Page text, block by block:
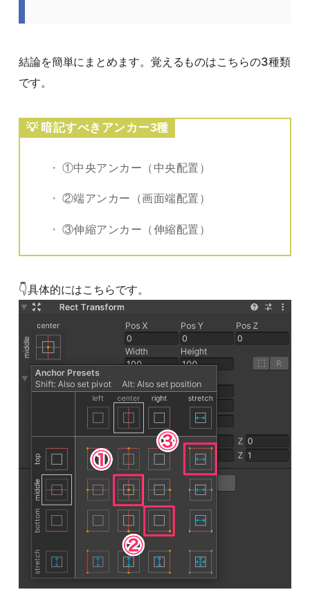
結論を簡単にまとめます。覚えるものはこちらの3種類
です。
暗記すべきアンカー3種
①中央アンカー（中央配置）
②端アンカー（画面端配置）
③伸縮アンカー（伸縮配置）
👇具体的にはこちらです。